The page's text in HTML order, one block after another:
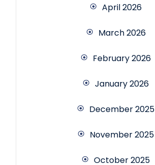
April 2026
March 2026
February 2026
January 2026
December 2025
November 2025
October 2025